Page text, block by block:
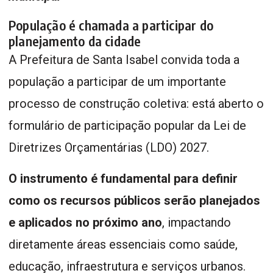
População é chamada a participar do
planejamento da cidade
A Prefeitura de Santa Isabel convida toda a
população a participar de um importante
processo de construção coletiva: está aberto o
formulário de participação popular da Lei de
Diretrizes Orçamentárias (LDO) 2027.
O instrumento é fundamental para definir
como os recursos públicos serão planejados
e aplicados no próximo ano, impactando
diretamente áreas essenciais como saúde,
educação, infraestrutura e serviços urbanos.